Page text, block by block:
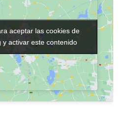
aceptar las cookies de
y activar este contenido
aceptar las cookies de
y activar este contenido